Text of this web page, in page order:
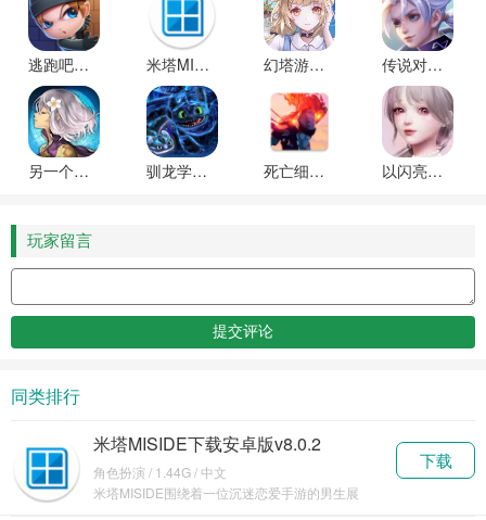
逃跑吧少年国际服下载 米塔MISIDE下载安卓版 幻塔游戏最新版本下载 传说对决越南服官方正版
另一个伊甸(ANOTHER EDEN)内置作弊菜单 驯龙学院(School of Dragons)官方版下载 死亡细胞(Dead Cells)DLC破解版免费下载 以闪亮之名(Life Makeover)新马服最新版
玩家留言
同类排行
米塔MISIDE下载安卓版v8.0.2
角色扮演 / 1.44G / 中文
米塔MISIDE围绕着一位沉迷恋爱手游的男生展
下载